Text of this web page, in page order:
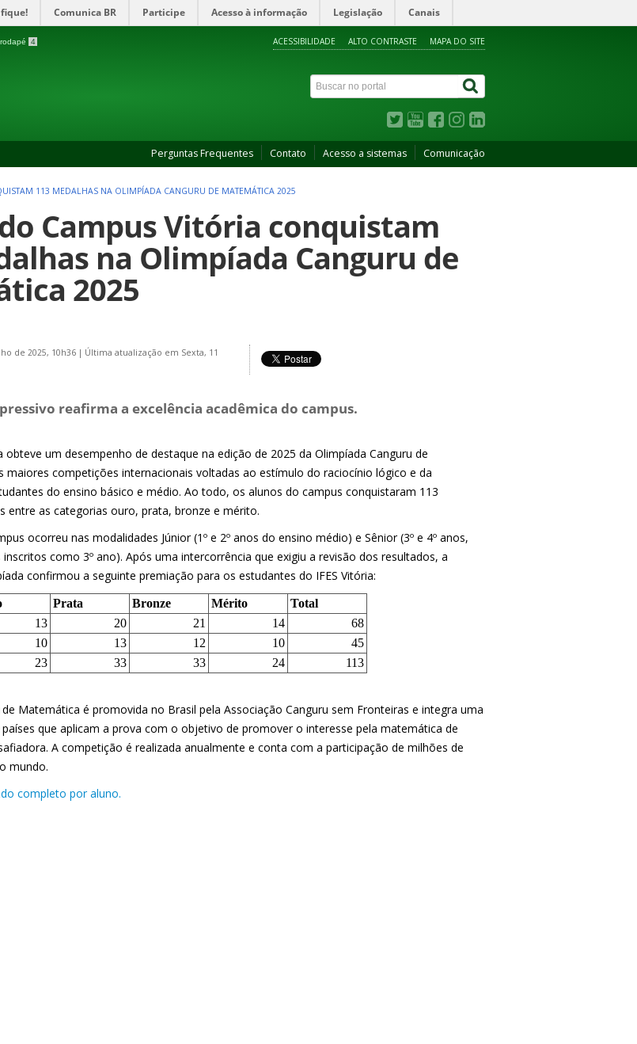
Comunica BR Participe Acesso à informação Legislação Canais
4 ACESSIBILIDADE ALTO CONTRASTE MAPA DO SITE
Perguntas Frequentes Contato Acesso a sistemas Comunicação
113 MEDALHAS NA OLIMPÍADA CANGURU DE MATEMÁTICA 2025
Campus Vitória conquistam
na Olimpíada Canguru de
2025
de 2025, 10h36 | Última atualização em Sexta, 11
reafirma a excelência acadêmica do campus.
obteve um desempenho de destaque na edição de 2025 da Olimpíada Canguru de
maiores competições internacionais voltadas ao estímulo do raciocínio lógico e da
do ensino básico e médio. Ao todo, os alunos do campus conquistaram 113
entre as categorias ouro, prata, bronze e mérito.
ocorreu nas modalidades Júnior (1º e 2º anos do ensino médio) e Sênior (3º e 4º anos,
como 3º ano). Após uma intercorrência que exigiu a revisão dos resultados, a
confirmou a seguinte premiação para os estudantes do IFES Vitória:
Prata Bronze Mérito
Total
13 20 21 14
68
10 13 12 10
45
23 33 33 24 113
Matemática é promovida no Brasil pela Associação Canguru sem Fronteiras e integra uma
que aplicam a prova com o objetivo de promover o interesse pela matemática de
A competição é realizada anualmente e conta com a participação de milhões de
mundo.
completo por aluno.